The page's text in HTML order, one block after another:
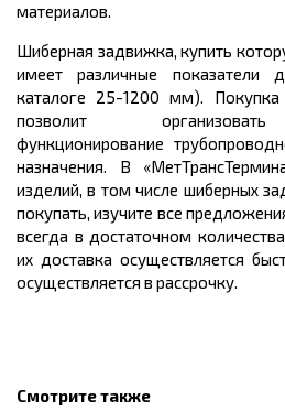
материалов.
Шиберная задвижка, купить
имеет различные показатели
каталоге 25-1200 мм). Покупка
позволит
функционирование
назначения. В
изделий, в том числе шиберных
покупать, изучите все
всегда в достаточном
их доставка осуществляется
осуществляется в рассрочку.
Смотрите также